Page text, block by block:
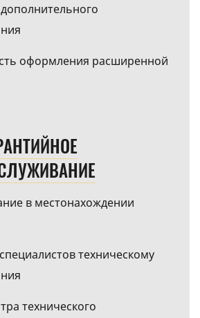
оформления расширенной
в местонахождении
техническому
технического